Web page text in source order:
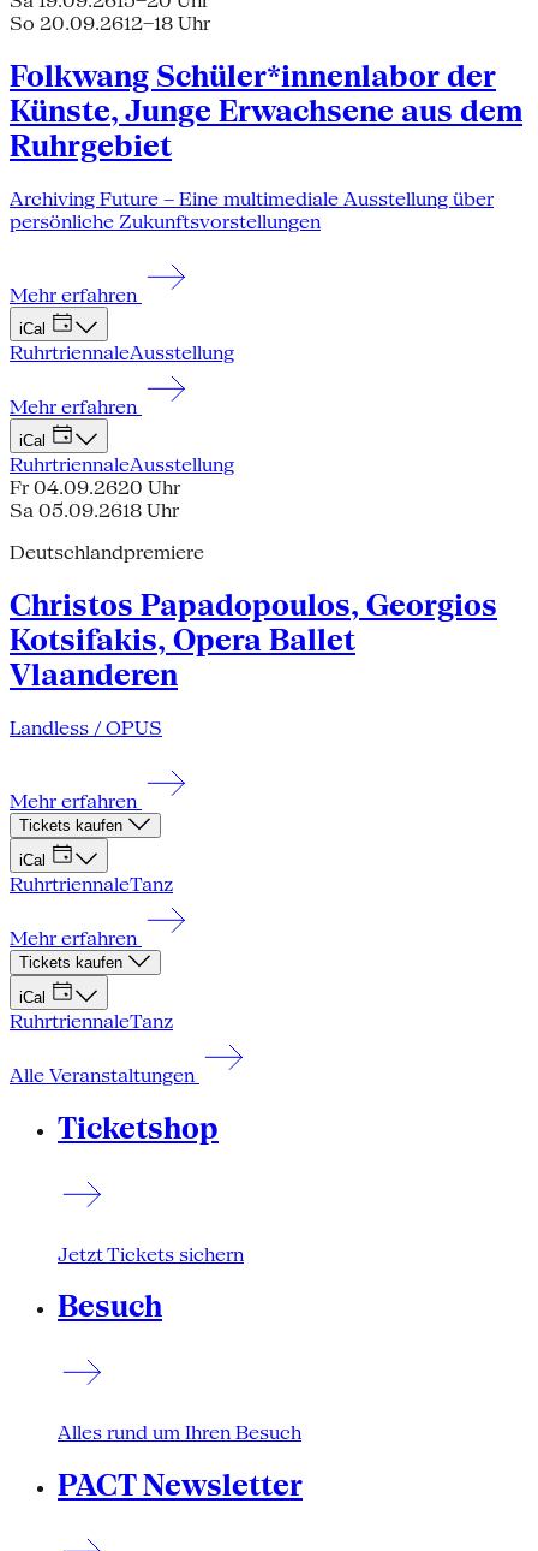
So 20.09.2612–18 Uhr
Folkwang Schüler*innenlabor der
Künste, Junge Erwachsene aus dem
Ruhrgebiet
Archiving Future – Eine multimediale Ausstellung über
persönliche Zukunftsvorstellungen
Mehr erfahren
iCal
RuhrtriennaleAusstellung
Mehr erfahren
iCal
RuhrtriennaleAusstellung
Fr 04.09.2620 Uhr
Sa 05.09.2618 Uhr
Deutschlandpremiere
Christos Papadopoulos, Georgios
Kotsifakis, Opera Ballet
Vlaanderen
Landless / OPUS
Mehr erfahren
Tickets kaufen
iCal
RuhrtriennaleTanz
Mehr erfahren
Tickets kaufen
iCal
RuhrtriennaleTanz
Alle Veranstaltungen
Ticketshop
Jetzt Tickets sichern
Besuch
Alles rund um Ihren Besuch
PACT Newsletter